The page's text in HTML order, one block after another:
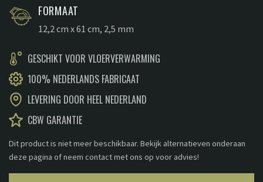
FORMAAT
12,2 cm x 61 cm, 2,5 mm
GESCHIKT VOOR VLOERVERWARMING
100% NEDERLANDS FABRICAAT
LEVERING DOOR HEEL NEDERLAND
CBW GARANTIE
Dit product is niet meer beschikbaar. Bekijk alternatieven onderaan
deze pagina of neem contact met ons op voor advies!